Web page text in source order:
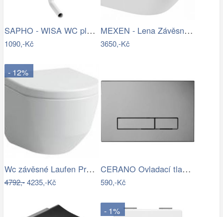
SAPHO - WISA WC plastová nádržka Start…
1090,-Kč
MEXEN - Lena Závěsná WC mísa včetně…
3650,-Kč
- 12%
Wc závěsné Laufen Pro zadní odpad…
4792,-4235,-Kč
CERANO Ovladací tlačítko WC modulů Lite…
590,-Kč
- 1%